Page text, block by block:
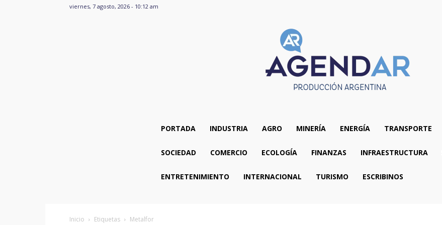
viernes, 7 agosto, 2026 - 10:12 am
PORTADA INDUSTRIA AGRO MINERÍA ENERGÍA TRANSPORTE
SOCIEDAD COMERCIO ECOLOGÍA FINANZAS INFRAESTRUCTURA
ENTRETENIMIENTO INTERNACIONAL TURISMO ESCRIBINOS
Inicio Etiquetas Metalfor